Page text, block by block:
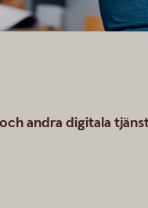
andra digitala